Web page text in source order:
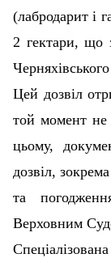
(лабродарит і
2 гектари, що
Цей дозвіл
той момент не
цьому,
дозвіл,
та
Верховним